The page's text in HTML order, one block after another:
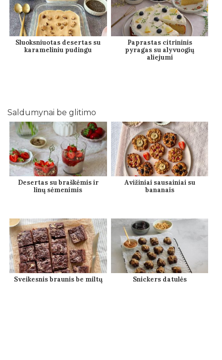
Sluoksniuotas desertas su
karameliniu pudingu
Paprastas citrininis
pyragas su alyvuogių
aliejumi
Saldumynai be glitimo
Desertas su braškėmis ir
linų sėmenimis
Avižiniai sausainiai su
bananais
Sveikesnis braunis be miltų Snickers datulės